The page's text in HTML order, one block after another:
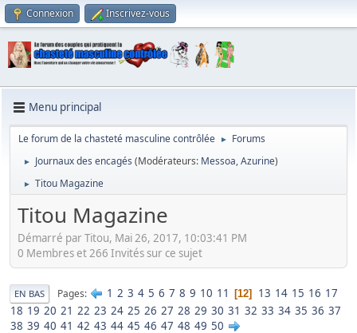
Connexion Inscrivez-vous
Menu principal
Le forum de la chasteté masculine contrôlée ► Forums
► Journaux des encagés (Modérateurs: Messoa,Azurine)
► Titou Magazine
Titou Magazine
Démarré par Titou, Mai 26, 2017, 10:03:41 PM
0 Membres et 266 Invités sur ce sujet
EN BAS Pages 1 2 3 4 5 6 7 8 9 10 11 12 13 14 15 16 17
18 19 20 21 22 23 24 25 26 27 28 29 30 31 32 33 34 35 36 37
38 39 40 41 42 43 44 45 46 47 48 49 50